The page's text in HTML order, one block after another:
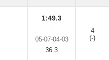
1:49.3
-
05-07-04-03
36.3
4
(-)